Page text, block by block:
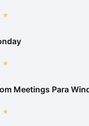
Meetings Para